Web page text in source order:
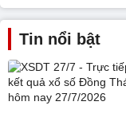
Tin nổi bật